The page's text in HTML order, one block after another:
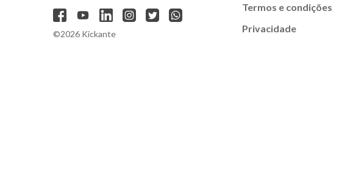
©2026 Kickante
Termos e condições
Privacidade